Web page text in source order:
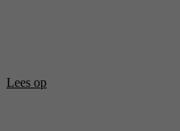
Lees op